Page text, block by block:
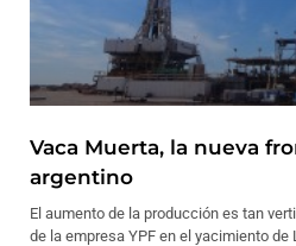
Vaca Muerta, la nueva
argentino
El aumento de la producción es tan
de la empresa YPF en el yacimiento de